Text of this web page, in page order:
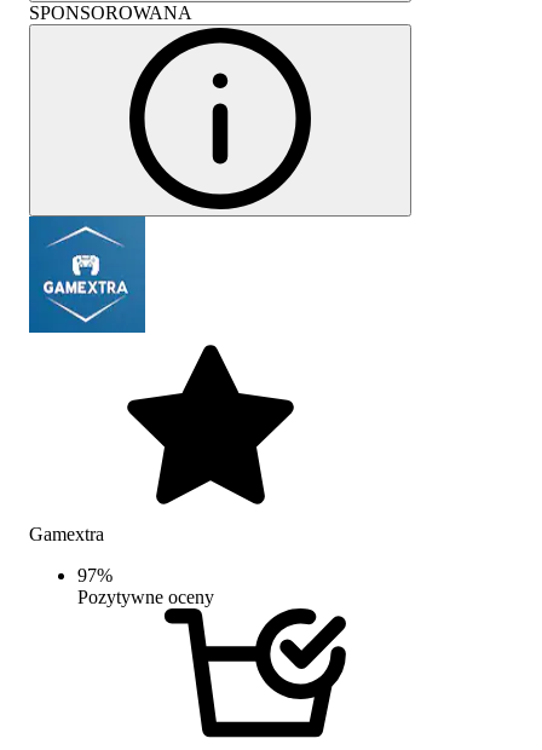
SPONSOROWANA
Gamextra
97%
Pozytywne oceny